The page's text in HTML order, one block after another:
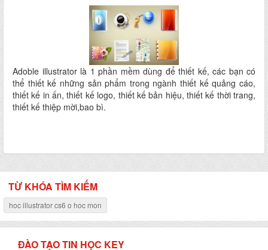
Adoble illustrator là 1 phần mềm dùng để thiết kế, các bạn có
thể thiết kế những sản phẩm trong ngành thiết kế quảng cáo,
thiết kế in ấn, thiết kế logo, thiết kế bản hiệu, thiết kế thời trang,
thiết kế thiệp mời,bao bì.
TỪ KHÓA TÌM KIẾM
hoc illustrator cs6 o hoc mon
ĐÀO TẠO TIN HỌC KEY